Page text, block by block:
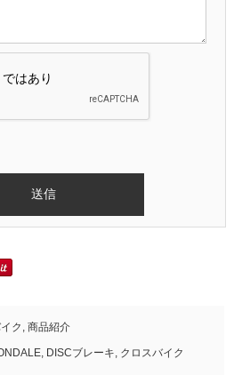
ク 商品紹介
DISCブレーキ クロスバイク